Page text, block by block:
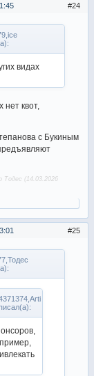
24
видах
нет квот,
с Букиным
Тодес (14.03.2026
25